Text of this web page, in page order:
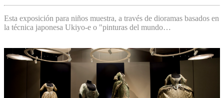
Esta exposición para niños muestra, a través de dioramas basados en
la técnica japonesa Ukiyo-e o "pinturas del mundo…